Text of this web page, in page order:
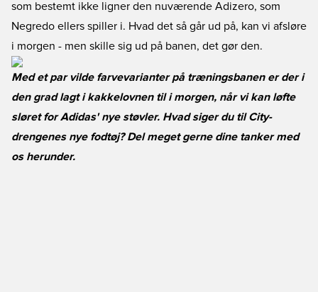
som bestemt ikke ligner den nuværende Adizero, som
Negredo ellers spiller i. Hvad det så går ud på, kan vi afsløre
i morgen - men skille sig ud på banen, det gør den.
Med et par vilde farvevarianter på træningsbanen er der i
den grad lagt i kakkelovnen til i morgen, når vi kan løfte
sløret for Adidas' nye støvler. Hvad siger du til City-
drengenes nye fodtøj? Del meget gerne dine tanker med
os herunder.